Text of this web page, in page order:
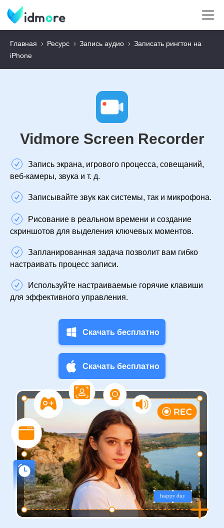
Главная Ресурс Запись аудио
Записать рингтон на
iPhone
Vidmore Screen Recorder
Запись экрана, игрового процесса, совещаний,
веб-камеры, звука и т. д.
Записывайте звук как системы, так и микрофона.
Рисование в реальном времени и создание
скриншотов для выделения ключевых моментов.
Запланированная задача позволит вам гибко
настраивать процесс записи.
Используйте настраиваемые горячие клавиши
для эффективного управления.
Скачать бесплатно
Скачать бесплатно